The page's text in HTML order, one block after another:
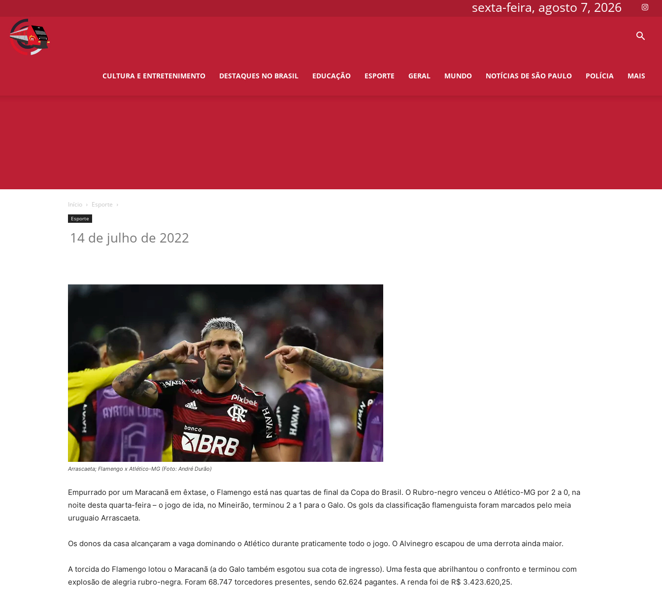
sexta-feira, agosto 7, 2026
CULTURA E ENTRETENIMENTO DESTAQUES NO BRASIL EDUCAÇÃO ESPORTE GERAL MUNDO NOTÍCIAS DE SÃO PAULO POLÍCIA MAIS
Início Esporte
Esporte
14 de julho de 2022
Arrascaeta; Flamengo x Atlético-MG (Foto: André Durão)
Empurrado por um Maracanã em êxtase, o Flamengo está nas quartas de final da Copa do Brasil. O Rubro-negro venceu o Atlético-MG por 2 a 0, na
noite desta quarta-feira – o jogo de ida, no Mineirão, terminou 2 a 1 para o Galo. Os gols da classificação flamenguista foram marcados pelo meia
uruguaio Arrascaeta.
Os donos da casa alcançaram a vaga dominando o Atlético durante praticamente todo o jogo. O Alvinegro escapou de uma derrota ainda maior.
A torcida do Flamengo lotou o Maracanã (a do Galo também esgotou sua cota de ingresso). Uma festa que abrilhantou o confronto e terminou com
explosão de alegria rubro-negra. Foram 68.747 torcedores presentes, sendo 62.624 pagantes. A renda foi de R$ 3.423.620,25.